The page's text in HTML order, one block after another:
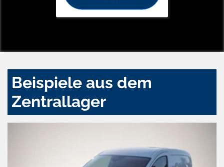
Beispiele aus dem
Zentrallager